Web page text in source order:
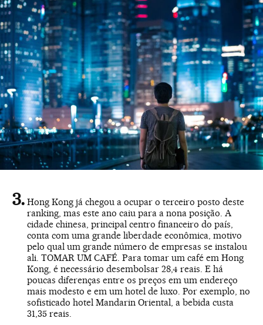
Hong Kong já chegou a ocupar o terceiro posto deste
ranking, mas este ano caiu para a nona posição. A
cidade chinesa, principal centro financeiro do país,
conta com uma grande liberdade econômica, motivo
pelo qual um grande número de empresas se instalou
ali. TOMAR UM CAFÉ. Para tomar um café em Hong
Kong, é necessário desembolsar 28,4 reais. E há
poucas diferenças entre os preços em um endereço
mais modesto e em um hotel de luxo. Por exemplo, no
sofisticado hotel Mandarin Oriental, a bebida custa
31,35 reais.